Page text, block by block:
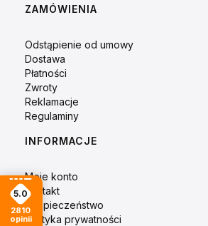
Linki w stopce
ZAMÓWIENIA
Odstąpienie od umowy
Dostawa
Płatności
Zwroty
Reklamacje
Regulaminy
INFORMACJE
Moje konto
Kontakt
Bezpieczeństwo
Polityka prywatności
5.0
2810
opinii